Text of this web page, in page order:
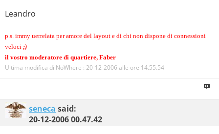
Leandro
p.s. immy uerrelata per amore del layout e di chi non dispone di connessioni
veloci ;)
il vostro moderatore di quartiere, Faber
Ultima modifica di NoWhere : 20-12-2006 alle ore 14.55.54
seneca said:
20-12-200600.47.42